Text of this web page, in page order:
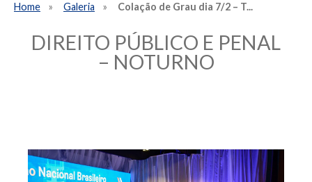
Home Galeria Colação de Grau dia 7/2 – T...
DIREITO PÚBLICO E PENAL
– NOTURNO